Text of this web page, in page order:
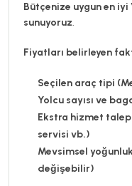
Bütçenize uygun en
sunuyoruz.
Fiyatları belirleyen
Seçilen araç tipi
Yolcu sayısı ve
Ekstra hizmet
servisi vb.)
Mevsimsel
değişebilir)